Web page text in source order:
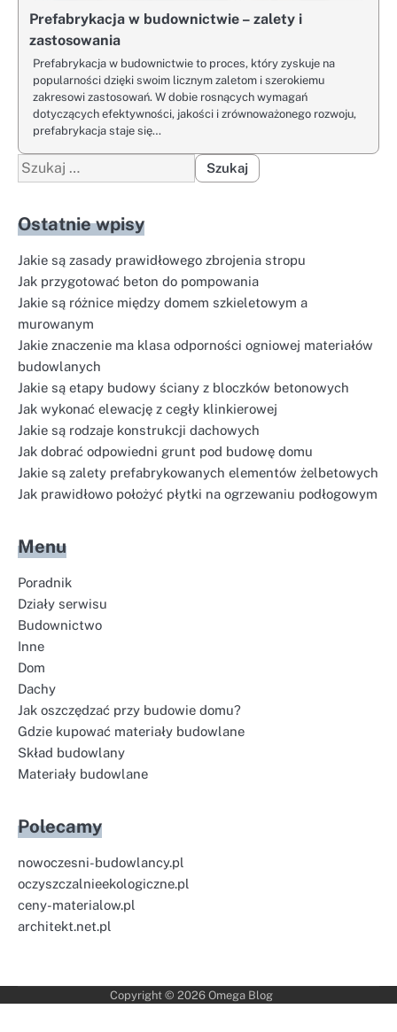
Prefabrykacja w budownictwie – zalety i
zastosowania
Prefabrykacja w budownictwie to proces, który zyskuje na
popularności dzięki swoim licznym zaletom i szerokiemu
zakresowi zastosowań. W dobie rosnących wymagań
dotyczących efektywności, jakości i zrównoważonego rozwoju,
prefabrykacja staje się…
Szukaj:
Ostatnie wpisy
Jakie są zasady prawidłowego zbrojenia stropu
Jak przygotować beton do pompowania
Jakie są różnice między domem szkieletowym a
murowanym
Jakie znaczenie ma klasa odporności ogniowej materiałów
budowlanych
Jakie są etapy budowy ściany z bloczków betonowych
Jak wykonać elewację z cegły klinkierowej
Jakie są rodzaje konstrukcji dachowych
Jak dobrać odpowiedni grunt pod budowę domu
Jakie są zalety prefabrykowanych elementów żelbetowych
Jak prawidłowo położyć płytki na ogrzewaniu podłogowym
Menu
Poradnik
Działy serwisu
Budownictwo
Inne
Dom
Dachy
Jak oszczędzać przy budowie domu?
Gdzie kupować materiały budowlane
Skład budowlany
Materiały budowlane
Polecamy
nowoczesni-budowlancy.pl
oczyszczalnieekologiczne.pl
ceny-materialow.pl
architekt.net.pl
Copyright © 2026 Omega Blog